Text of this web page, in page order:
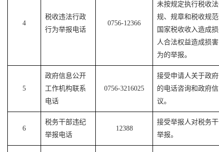
4
税收违法行政
行为举报电话
0756-12366
未按规定执行税收
规、规章和税收规
国家税收收入造成
人合法权益造成损
为的举报。
5
政府信息公开
工作机构联系
电话
0756-3216025
接受申请人关于政
的电话咨询和政府
议。
6
税务干部违纪
举报电话
12388
接受举报人对税务
举报。